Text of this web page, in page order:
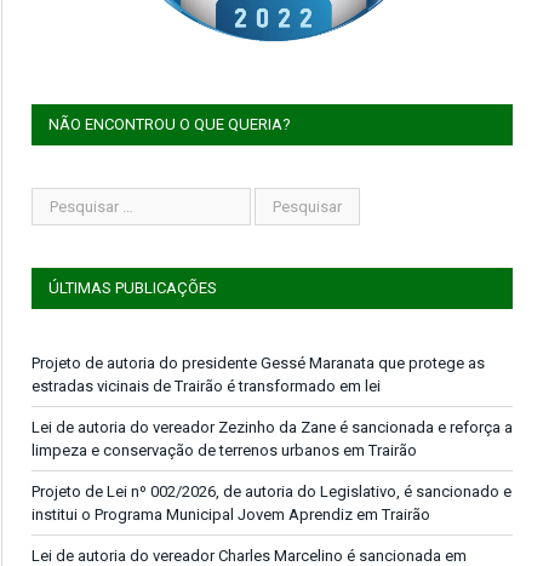
NÃO ENCONTROU O QUE QUERIA?
ÚLTIMAS PUBLICAÇÕES
Projeto de autoria do presidente Gessé Maranata que protege as
estradas vicinais de Trairão é transformado em lei
Lei de autoria do vereador Zezinho da Zane é sancionada e reforça a
limpeza e conservação de terrenos urbanos em Trairão
Projeto de Lei nº 002/2026, de autoria do Legislativo, é sancionado e
institui o Programa Municipal Jovem Aprendiz em Trairão
Lei de autoria do vereador Charles Marcelino é sancionada em